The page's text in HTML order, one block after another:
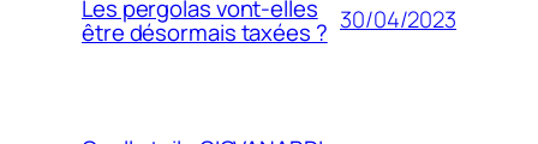
Les pergolas vont-elles
être désormais taxées ? 30/04/2023